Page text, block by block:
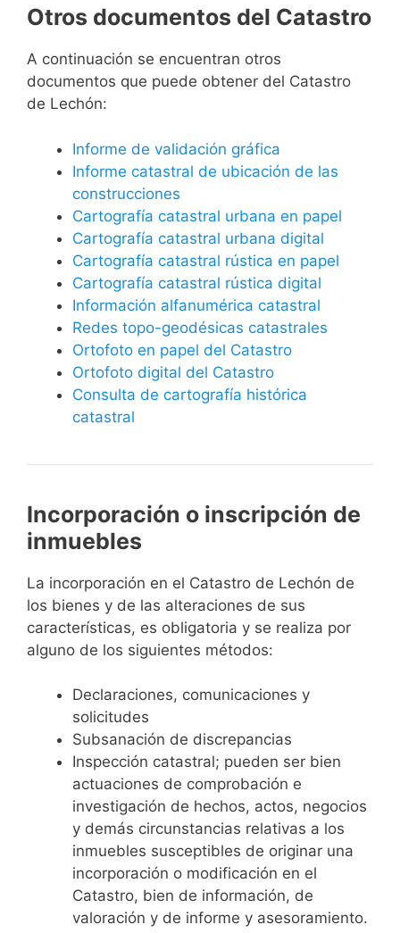
Otros documentos del Catastro
A continuación se encuentran otros
documentos que puede obtener del Catastro
de Lechón:
Informe de validación gráfica
Informe catastral de ubicación de las
construcciones
Cartografía catastral urbana en papel
Cartografía catastral urbana digital
Cartografía catastral rústica en papel
Cartografía catastral rústica digital
Información alfanumérica catastral
Redes topo-geodésicas catastrales
Ortofoto en papel del Catastro
Ortofoto digital del Catastro
Consulta de cartografía histórica
catastral
Incorporación o inscripción de
inmuebles
La incorporación en el Catastro de Lechón de
los bienes y de las alteraciones de sus
características, es obligatoria y se realiza por
alguno de los siguientes métodos:
Declaraciones, comunicaciones y
solicitudes
Subsanación de discrepancias
Inspección catastral; pueden ser bien
actuaciones de comprobación e
investigación de hechos, actos, negocios
y demás circunstancias relativas a los
inmuebles susceptibles de originar una
incorporación o modificación en el
Catastro, bien de información, de
valoración y de informe y asesoramiento.